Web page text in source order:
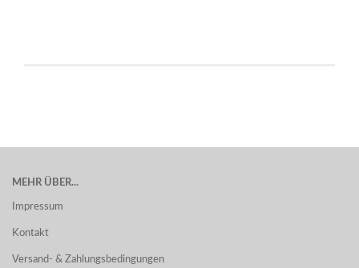
MEHR ÜBER...
Impressum
Kontakt
Versand- & Zahlungsbedingungen